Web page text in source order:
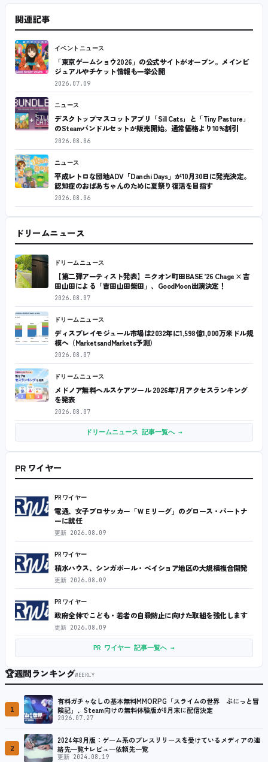
関連記事
イベントニュース
「東京ゲームショウ2026」の公式サイトがオープン。メインビ
ジュアルやチケット情報も一挙公開
2026.07.09
ニュース
デスクトップマスコットアプリ「Sill Cats」と「Tiny Pasture」
のSteamバンドルセットが販売開始。通常価格より10%割引
2026.08.06
ニュース
平成レトロな団地ADV「Danchi Days」が10月30日に発売決定。
認知症のおばあちゃんのために夏祭り復活を目指す
2026.08.06
ドリームニュース
ドリームニュース
【第二弾アーティスト発表】ニクオン町田BASE ’26 Chage × 吉
田山田による「吉田山田柴田」、GoodMoon出演決定！
2026.08.07
ドリームニュース
ディスプレイモジュール市場は2032年に1,598億1,000万米ドル規
模へ（MarketsandMarkets予測）
2026.08.07
ドリームニュース
メドノア無料ヘルスケアツール 2026年7月アクセスランキング
を発表
2026.08.07
ドリームニュース 記事一覧へ →
PR ワイヤー
PRワイヤー
電通、女子プロサッカー「ＷＥリーグ」のグロース・パートナ
ーに就任
更新 2026.08.09
PRワイヤー
積水ハウス、シンガポール・ベイショア地区の大規模複合開発
更新 2026.08.09
PRワイヤー
政府全体でこども・若者の自殺防止に向けた取組を強化します
更新 2026.08.09
PR ワイヤー 記事一覧へ →
🏆週間ランキングWEEKLY
1
有料ガチャなしの基本無料MMORPG「スライムの世界 ぷにっと冒
険記」、Steam向けの無料体験版が8月末に配信決定
2026.07.27
2
2024年8月版：ゲーム系のプレスリリースを受けているメディアの連
絡先一覧+レビュー依頼先一覧
更新 2024.08.19